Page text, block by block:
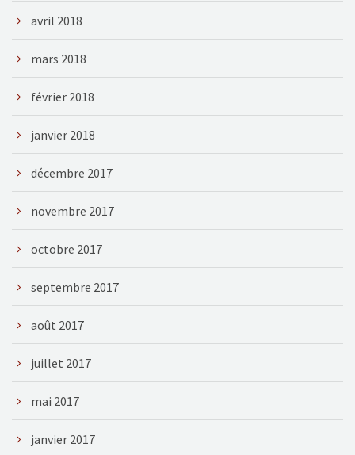
avril 2018
mars 2018
février 2018
janvier 2018
décembre 2017
novembre 2017
octobre 2017
septembre 2017
août 2017
juillet 2017
mai 2017
janvier 2017